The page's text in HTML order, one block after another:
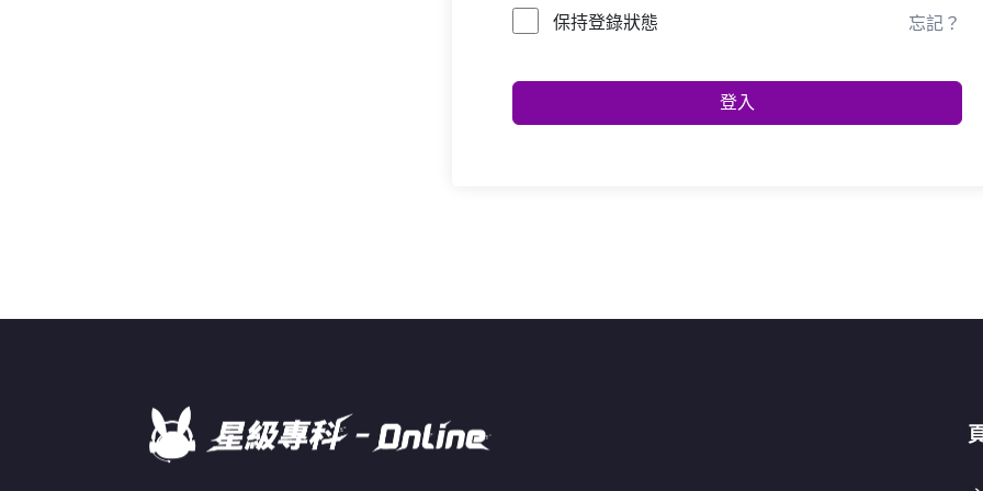
保持登錄狀態 忘記？
登入